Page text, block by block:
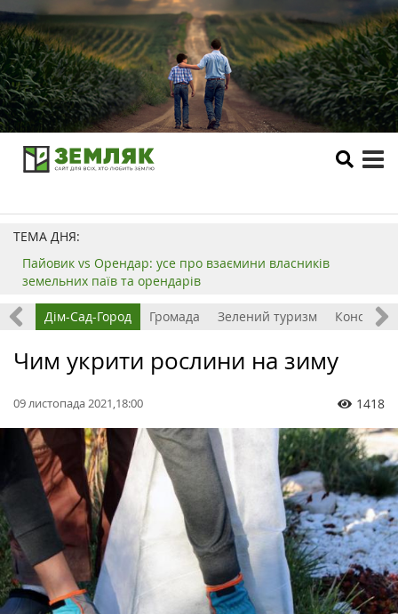
ТЕМА ДНЯ:
Пайовик vs Орендар: усе про взаємини власників
земельних паїв та орендарів
Дім-Сад-Город Громада Зелений туризм
Чим укрити рослини на зиму
09 листопада 2021,18:00 1418